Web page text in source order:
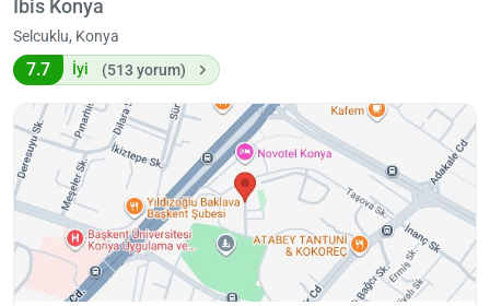
İbis Konya
Selcuklu, Konya
7.7 İyi (513 yorum)